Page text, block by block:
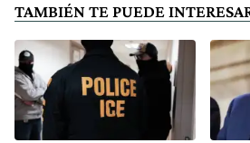
TAMBIÉN TE PUEDE